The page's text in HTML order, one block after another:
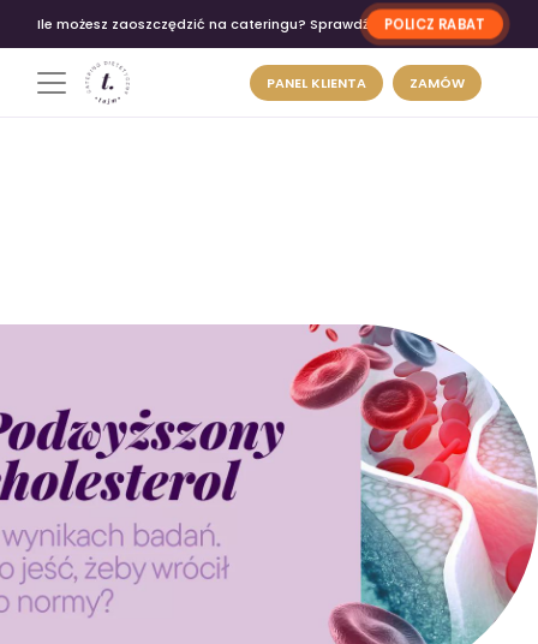
Ile możesz zaoszczędzić na cateringu? Sprawdź POLICZ RABAT
PANEL KLIENTA ZAMÓW
GOTOWA DIETA PAKIETY MEDYCZNE